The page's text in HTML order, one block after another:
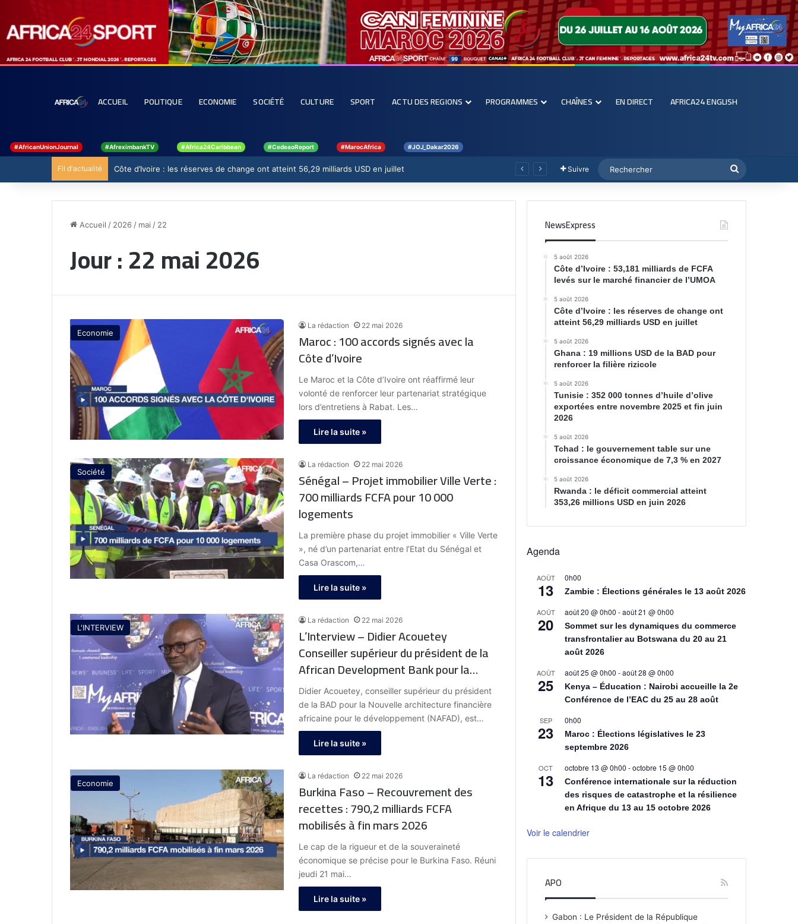
ACCUEIL POLITIQUE ECONOMIE SOCIÉTÉ CULTURE SPORT ACTU DES REGIONS PROGRAMMES CHAÎNES EN DIRECT AFRICA24 ENGLISH
#AfricanUnionJournal #AfreximbankTV #Africa24Caribbean #CedeaoReport #MarocAfrica #JOJ_Dakar2026
Fil d'actualité Côte d’Ivoire : les réserves de change ont atteint 56,29 milliards USD en juillet Suivre
Accueil / 2026/ mai / 22
Jour :22 mai 2026
Economie
La rédaction 22 mai 2026
Maroc : 100 accords signés avec la
Côte d’Ivoire
Le Maroc et la Côte d’Ivoire ont réaffirmé leur
volonté de renforcer leur partenariat stratégique
lors d’entretiens à Rabat. Les…
Lire la suite »
Société
La rédaction 22 mai 2026
Sénégal – Projet immobilier Ville Verte :
700 milliards FCFA pour 10 000
logements
La première phase du projet immobilier « Ville Verte
», né d’un partenariat entre l’Etat du Sénégal et
Casa Orascom,…
Lire la suite »
L'INTERVIEW
La rédaction 22 mai 2026
L’Interview – Didier Acouetey
Conseiller supérieur du président de la
African Development Bank pour la
NAFAD – Togo : » La Nouvelle
architecture financière africaine pour le
développement, initiée par la BAD, se
veut une réponse à la fragmentation
du système financier africain. »
Didier Acouetey, conseiller supérieur du président
de la BAD pour la Nouvelle architecture financière
africaine pour le développement (NAFAD), est…
Lire la suite »
Economie
La rédaction 22 mai 2026
Burkina Faso – Recouvrement des
recettes : 790,2 milliards FCFA
mobilisés à fin mars 2026
Le cap de la rigueur et de la souveraineté
économique se précise pour le Burkina Faso. Réuni
jeudi 21 mai…
Lire la suite »
NewsExpress
5 août 2026
Côte d’Ivoire : 53,181 milliards de FCFA
levés sur le marché financier de l’UMOA
5 août 2026
Côte d’Ivoire : les réserves de change ont
atteint 56,29 milliards USD en juillet
5 août 2026
Ghana : 19 millions USD de la BAD pour
renforcer la filière rizicole
5 août 2026
Tunisie : 352 000 tonnes d’huile d’olive
exportées entre novembre 2025 et fin juin
2026
5 août 2026
Tchad : le gouvernement table sur une
croissance économique de 7,3 % en 2027
5 août 2026
Rwanda : le déficit commercial atteint
353,26 millions USD en juin 2026
Agenda
AOÛT
13
0h00
Zambie : Élections générales le 13 août 2026
AOÛT
20
août 20 @ 0h00 -août 21 @ 0h00
Sommet sur les dynamiques du commerce
transfrontalier au Botswana du 20 au 21
août 2026
AOÛT
25
août 25 @ 0h00 -août 28 @ 0h00
Kenya – Éducation : Nairobi accueille la 2e
Conférence de l’EAC du 25 au 28 août
SEP
23
0h00
Maroc : Élections législatives le 23
septembre 2026
OCT
13
octobre 13 @ 0h00 -octobre 15 @ 0h00
Conférence internationale sur la réduction
des risques de catastrophe et la résilience
en Afrique du 13 au 15 octobre 2026
Voir le calendrier
APO
Gabon : Le Président de la République